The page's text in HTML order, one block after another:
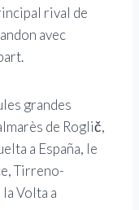
rival de
avec
grandes
de Roglič,
a España, le
Tirreno-
Volta a